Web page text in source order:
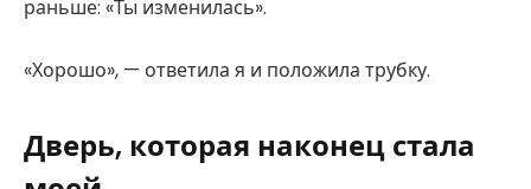
раньше: «Ты изменилась».
«Хорошо», — ответила я и положила трубку.
Дверь, которая наконец стала